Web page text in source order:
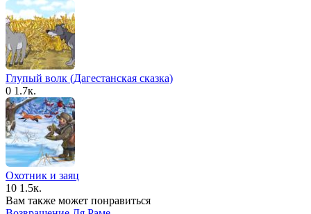
Глупый волк (Дагестанская сказка)
0 1.7к.
Охотник и заяц
10 1.5к.
Вам также может понравиться